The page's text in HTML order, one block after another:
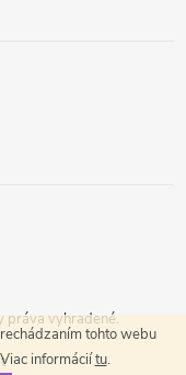
tohto webu
informáciítu.
práva vyhradené.